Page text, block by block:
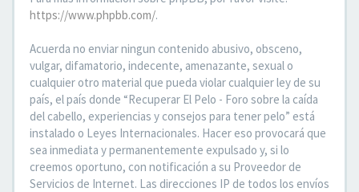
https://www.phpbb.com/.
Acuerda no enviar ningun contenido abusivo, obsceno,
vulgar, difamatorio, indecente, amenazante, sexual o
cualquier otro material que pueda violar cualquier ley de su
país, el país donde “Recuperar El Pelo - Foro sobre la caída
del cabello, experiencias y consejos para tener pelo” está
instalado o Leyes Internacionales. Hacer eso provocará que
sea inmediata y permanentemente expulsado y, si lo
creemos oportuno, con notificación a su Proveedor de
Servicios de Internet. Las direcciones IP de todos los envíos